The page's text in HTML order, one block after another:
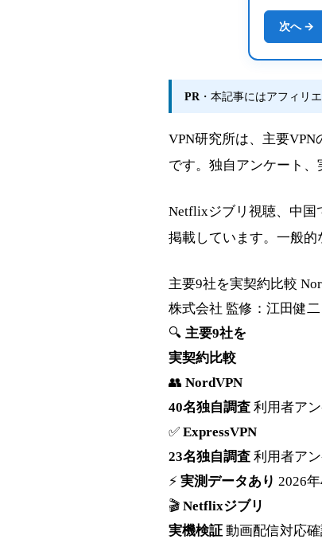
次へ →
PR ・本記事にはアフィリ
VPN研究所は、主要
です。独自アンケート、
Netflixジブリ視聴、中国
掲載しています。一般的
主要9社を実契約比較
株式会社 監修：江田健二
🔍 主要9社を
実契約比較
👥 NordVPN
40名独自調査 利用者ア
✅ ExpressVPN
23名独自調査 利用者ア
⚡ 実測データあり 2026
🎬 Netflixジブリ
実機検証 動画配信対応